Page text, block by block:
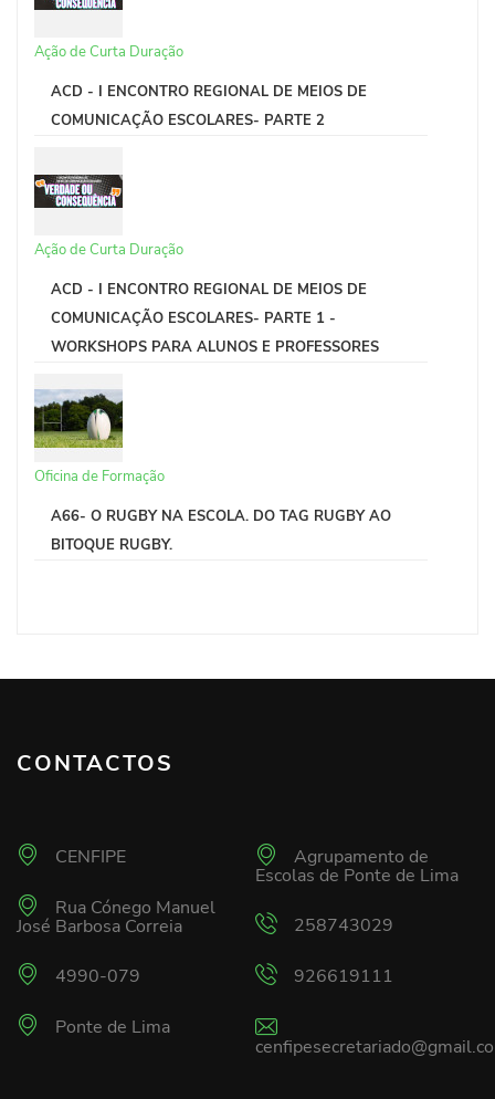
Ação de Curta Duração
ACD - I ENCONTRO REGIONAL DE MEIOS DE
COMUNICAÇÃO ESCOLARES- PARTE 2
Ação de Curta Duração
ACD - I ENCONTRO REGIONAL DE MEIOS DE
COMUNICAÇÃO ESCOLARES- PARTE 1 -
WORKSHOPS PARA ALUNOS E PROFESSORES
Oficina de Formação
A66- O RUGBY NA ESCOLA. DO TAG RUGBY AO
BITOQUE RUGBY.
CONTACTOS
CENFIPE
Rua Cónego Manuel
José Barbosa Correia
4990-079
Ponte de Lima
Agrupamento de
Escolas de Ponte de Lima
258743029
926619111